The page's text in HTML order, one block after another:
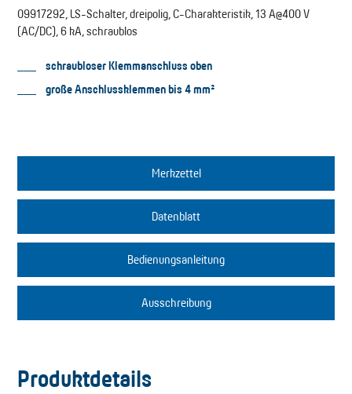
09917292, LS-Schalter, dreipolig, C-Charakteristik, 13 A@400 V
(AC/DC), 6 kA, schraublos
schraubloser Klemmanschluss oben
große Anschlussklemmen bis 4 mm²
Merkzettel
Datenblatt
Bedienungsanleitung
Ausschreibung
Produktdetails